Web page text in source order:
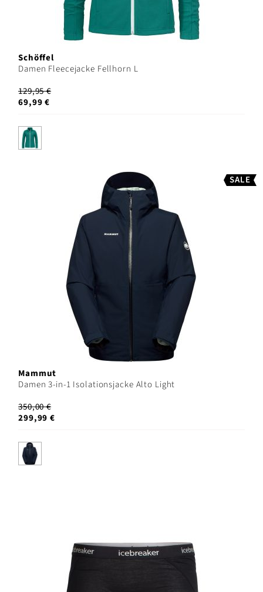
Schöffel
Damen Fleecejacke Fellhorn L
129,95 €
69,99 €
SALE
Mammut
Damen 3-in-1 Isolationsjacke Alto Light
350,00 €
299,99 €